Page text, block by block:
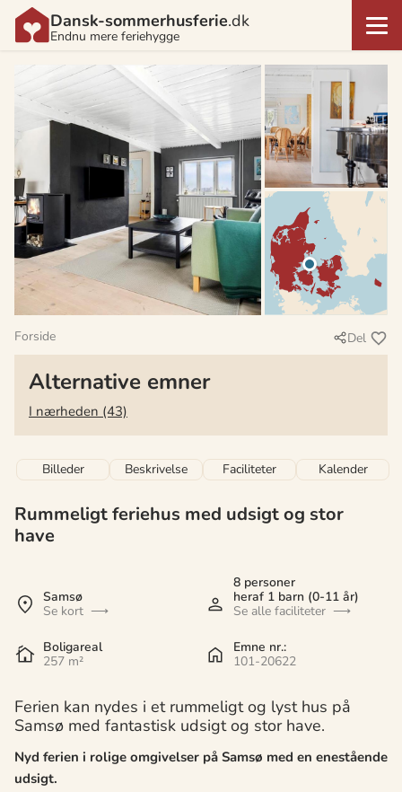
Dansk-sommerhusferie.dk
Endnu mere feriehygge
Forside Del
Alternative emner
I nærheden (43)
Billeder Beskrivelse Faciliteter Kalender
Rummeligt feriehus med udsigt og stor
have
Samsø
Se kort
8 personer
heraf 1 barn (0-11 år)
Se alle faciliteter
Boligareal
257 m²
Emne nr.:
101-20622
Ferien kan nydes i et rummeligt og lyst hus på
Samsø med fantastisk udsigt og stor have.
Nyd ferien i rolige omgivelser på Samsø med en enestående
udsigt.